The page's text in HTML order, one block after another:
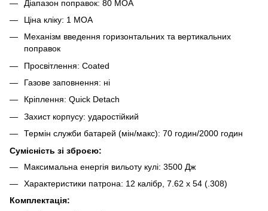
Діапазон поправок: 80 MOA
Ціна кліку: 1 MOA
Механізм введення горизонтальних та вертикальних
поправок
Просвітлення: Coated
Газове заповнення: ні
Кріплення: Quick Detach
Захист корпусу: ударостійкий
Термін служби батарей (мін/макс): 70 годин/2000 годин
Сумісність зі зброєю:
Максимальна енергія вильоту кулі: 3500 Дж
Характеристики патрона: 12 калібр, 7.62 х 54 (.308)
Комплектація: